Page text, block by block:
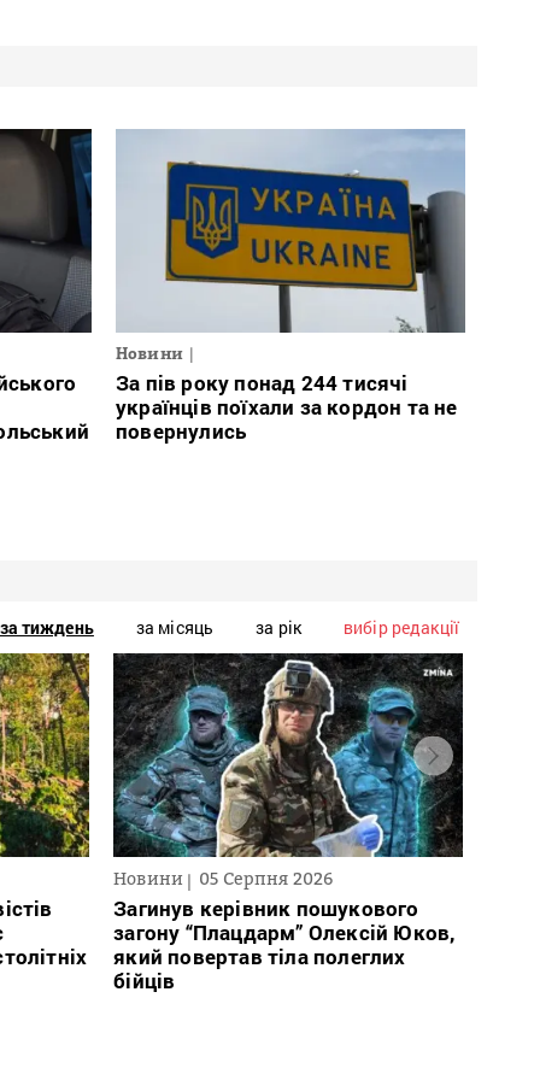
Новини
За пів року понад 244 тисячі
українців поїхали за кордон та не
повернулись
за тиждень за місяць за рік вибір редакції
Новини 05 Серпня 2026
Загинув керівник пошукового
загону “Плацдарм” Олексій Юков,
який повертав тіла полеглих
бійців